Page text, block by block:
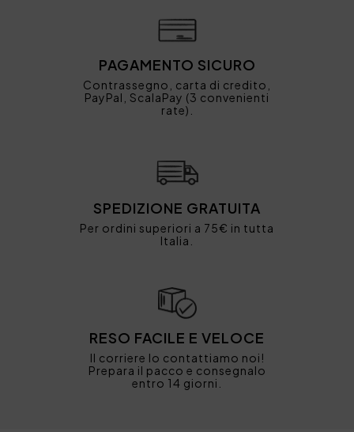
PAGAMENTO SICURO
Contrassegno, carta di credito,
PayPal, ScalaPay (3 convenienti
rate).
SPEDIZIONE GRATUITA
Per ordini superiori a 75€ in tutta
Italia.
RESO FACILE E VELOCE
Il corriere lo contattiamo noi!
Prepara il pacco e consegnalo
entro 14 giorni.